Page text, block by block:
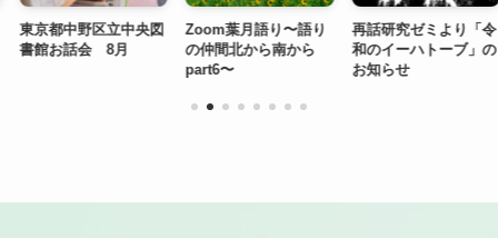
東京都中野区立中央図
書館お話会 8月
Zoom葉月語り〜語り
の仲間北から南から
part6〜
再話研究ゼミより「令
和のイーハトーブ」の
お知らせ